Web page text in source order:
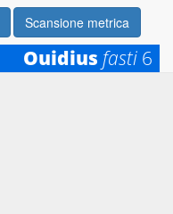
Scansione metrica
Ouidius fasti6